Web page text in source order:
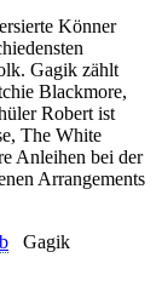
Könner
Gagik zählt
Blackmore,
Robert ist
The White
Anleihen bei der
Arrangements
Gagik